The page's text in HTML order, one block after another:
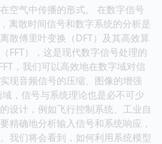
空气中传播的形式。 在数字信号
离散时间信号和数字系统的分析是
散傅里叶变换（DFT）及其高效算
FFT），这是现代数字信号处理的
，我们可以高效地在数字域对信
现音频信号的压缩、图像的增强
，信号与系统理论也是必不可少
设计，例如飞行控制系统、工业自
精确地分析输入信号和系统响应，
我们将会看到，如何利用系统模型